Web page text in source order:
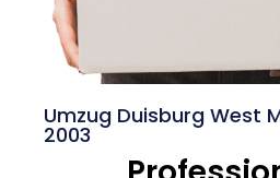
Umzug Duisburg West
2003